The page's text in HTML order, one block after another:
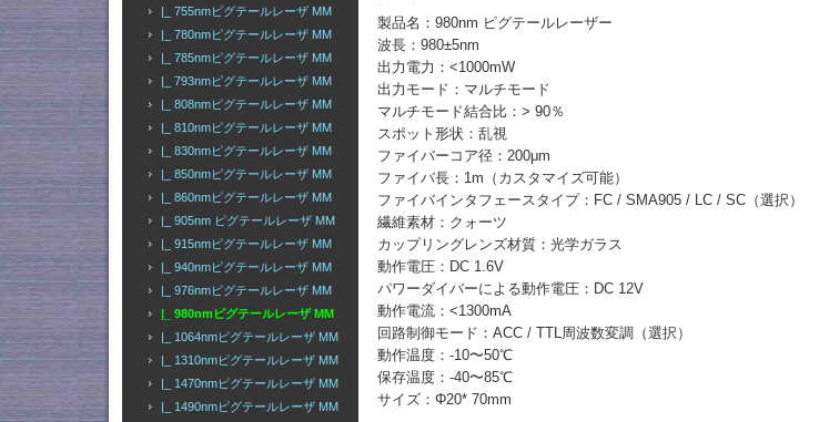
|_ 755nmピグテールレーザ MM
|_ 780nmピグテールレーザ MM
|_ 785nmピグテールレーザ MM
|_ 793nmピグテールレーザ MM
|_ 808nmピグテールレーザ MM
|_ 810nmピグテールレーザ MM
|_ 830nmピグテールレーザ MM
|_ 850nmピグテールレーザ MM
|_ 860nmピグテールレーザ MM
|_ 905nm ピグテールレーザ MM
|_ 915nmピグテールレーザ MM
|_ 940nmピグテールレーザ MM
|_ 976nmピグテールレーザ MM
|_ 980nmピグテールレーザ MM
|_ 1064nmピグテールレーザ MM
|_ 1310nmピグテールレーザ MM
|_ 1470nmピグテールレーザ MM
|_ 1490nmピグテールレーザ MM
製品名：980nm ピグテールレーザー
波長：980±5nm
出力電力：<1000mW
出力モード：マルチモード
マルチモード結合比：> 90％
スポット形状：乱視
ファイバーコア径：200μm
ファイバ長：1m（カスタマイズ可能）
ファイバインタフェースタイプ：FC / SMA905 / LC / SC（選択）
繊維素材：クォーツ
カップリングレンズ材質：光学ガラス
動作電圧：DC 1.6V
パワーダイバーによる動作電圧：DC 12V
動作電流：<1300mA
回路制御モード：ACC / TTL周波数変調（選択）
動作温度：-10〜50℃
保存温度：-40〜85℃
サイズ：Φ20* 70mm